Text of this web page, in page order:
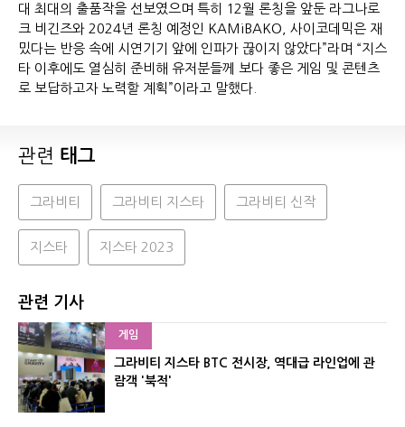
대 최대의 출품작을 선보였으며 특히 12월 론칭을 앞둔 라그나로
크 비긴즈와 2024년 론칭 예정인 KAMiBAKO, 사이코데믹은 재
밌다는 반응 속에 시연기기 앞에 인파가 끊이지 않았다”라며 “지스
타 이후에도 열심히 준비해 유저분들께 보다 좋은 게임 및 콘텐츠
로 보답하고자 노력할 계획”이라고 말했다.
관련 태그
그라비티 그라비티 지스타 그라비티 신작
지스타 지스타 2023
관련 기사
게임
그라비티 지스타 BTC 전시장, 역대급 라인업에 관
람객 '북적'